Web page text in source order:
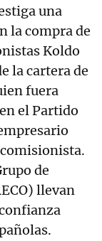
una
la compra de
Koldo
la cartera de
fuera
el Partido
de
llevan